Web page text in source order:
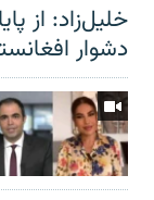
خلیل‌زاد: از
دشوار